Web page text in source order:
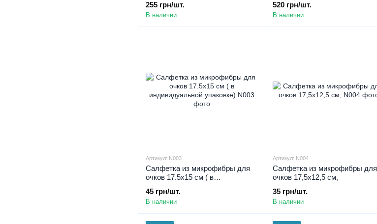
255 грн/шт.
В наличии
очков, щитков, масок для
плаванья
520 грн/шт.
В наличии
Артикул: N003
Салфетка из микрофибры для
очков 17.5х15 см ( в
45 грн/шт.
В наличии
Артикул: N004
Салфетка из микрофибры для
очков 17,5х12,5 см,
35 грн/шт.
В наличии